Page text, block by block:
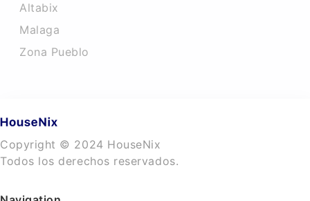
Altabix
Malaga
Zona Pueblo
Copyright © 2024 HouseNix
Todos los derechos reservados.